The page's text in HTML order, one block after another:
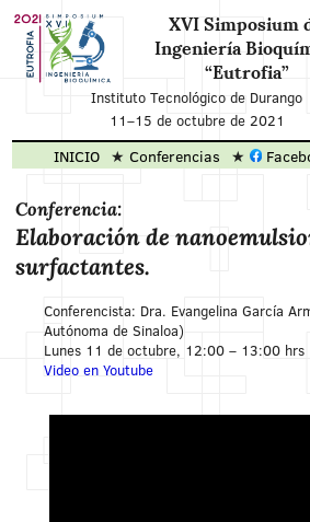
XVI Simposium
Ingeniería
“Eutrofia”
Instituto Tecnológico de Durango
11–15 de octubre de 2021
INICIO Conferencias
Conferencia:
Elaboración de
surfactantes.
Conferencista: Dra. Evangelina García
Autónoma de Sinaloa)
Lunes 11 de octubre, 12:00 – 13:00 hrs
Video en Youtube